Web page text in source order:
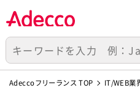
Adeccoフリーランス TOP IT/WEB業